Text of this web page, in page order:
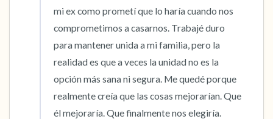
mi ex como prometí que lo haría cuando nos
comprometimos a casarnos. Trabajé duro
para mantener unida a mi familia, pero la
realidad es que a veces la unidad no es la
opción más sana ni segura. Me quedé porque
realmente creía que las cosas mejorarían. Que
él mejoraría. Que finalmente nos elegiría.